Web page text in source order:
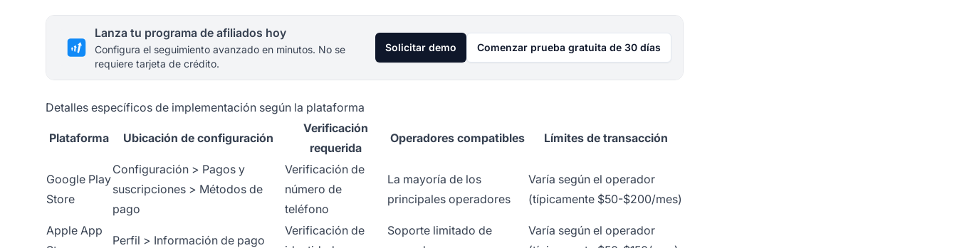
Lanza tu programa de afiliados hoy
Configura el seguimiento avanzado en minutos. No se
requiere tarjeta de crédito.
Solicitar demo Comenzar prueba gratuita de 30 días
Detalles específicos de implementación según la plataforma
Plataforma Ubicación de configuración
Verificación
requerida
Operadores compatibles Límites de transacción
Google Play
Store
Configuración > Pagos y
suscripciones > Métodos de
pago
Verificación de
número de
teléfono
La mayoría de los
principales operadores
Varía según el operador
(típicamente $50-$200/mes)
Apple App
Perfil > Información de pago
Verificación de
Soporte limitado de
Varía según el operador